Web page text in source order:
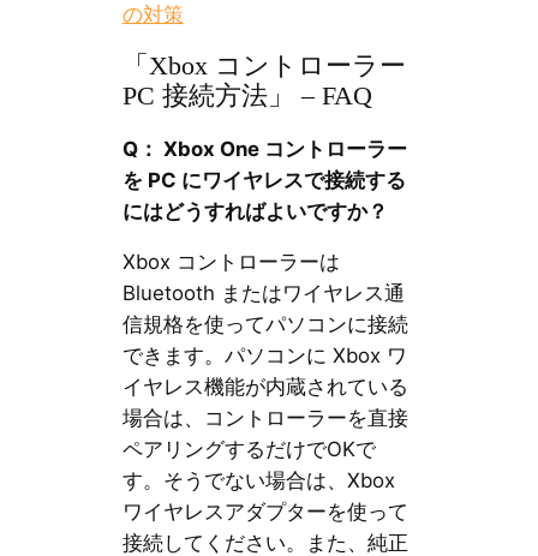
の対策
「Xbox コントローラー
PC 接続方法」 – FAQ
Q： Xbox One コントローラー
を PC にワイヤレスで接続する
にはどうすればよいですか？
Xbox コントローラーは
Bluetooth またはワイヤレス通
信規格を使ってパソコンに接続
できます。パソコンに Xbox ワ
イヤレス機能が内蔵されている
場合は、コントローラーを直接
ペアリングするだけでOKで
す。そうでない場合は、Xbox
ワイヤレスアダプターを使って
接続してください。また、純正